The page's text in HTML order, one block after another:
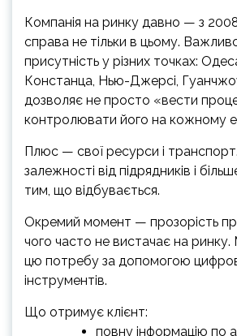
Компанія на ринку давно — з
справа не тільки в цьому.
присутність у різних точках:
Констанца, Нью-Джерсі,
дозволяє не просто «вести
контролювати його на кожному
Плюс — свої ресурси і
залежності від підрядників і
тим, що відбувається.
Окремий момент — прозорість
чого часто не вистачає на
цю потребу за допомогою
інструментів.
Що отримує клієнт:
повну інформацію по